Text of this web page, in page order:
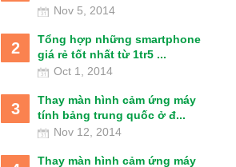
Nov 5, 2014
2
Tổng hợp những smartphone
giá rẻ tốt nhất từ 1tr5 ...
Oct 1, 2014
3
Thay màn hình cảm ứng máy
tính bảng trung quốc ở đ...
Nov 12, 2014
Thay màn hình cảm ứng máy